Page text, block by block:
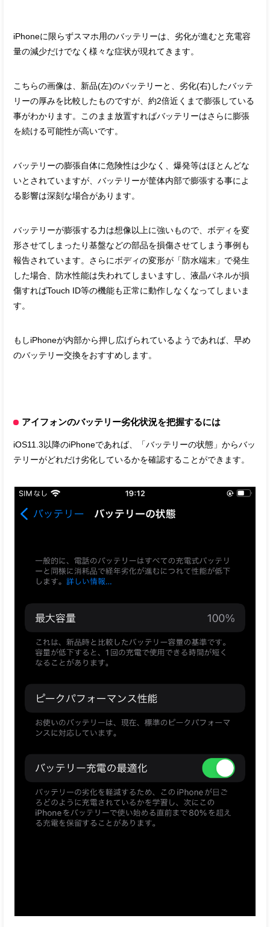
iPhoneに限らずスマホ用のバッテリーは、劣化が進むと充電容
量の減少だけでなく様々な症状が現れてきます。
こちらの画像は、新品(左)のバッテリーと、劣化(右)したバッテ
リーの厚みを比較したものですが、約2倍近くまで膨張している
事がわかります。このまま放置すればバッテリーはさらに膨張
を続ける可能性が高いです。
バッテリーの膨張自体に危険性は少なく、爆発等はほとんどな
いとされていますが、バッテリーが筐体内部で膨張する事によ
る影響は深刻な場合があります。
バッテリーが膨張する力は想像以上に強いもので、ボディを変
形させてしまったり基盤などの部品を損傷させてしまう事例も
報告されています。さらにボディの変形が「防水端末」で発生
した場合、防水性能は失われてしまいますし、液晶パネルが損
傷すればTouch ID等の機能も正常に動作しなくなってしまいま
す。
もしiPhoneが内部から押し広げられているようであれば、早め
のバッテリー交換をおすすめします。
アイフォンのバッテリー劣化状況を把握するには
iOS11.3以降のiPhoneであれば、「バッテリーの状態」からバッ
テリーがどれだけ劣化しているかを確認することができます。